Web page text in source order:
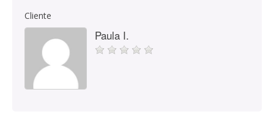
Cliente
Paula I.